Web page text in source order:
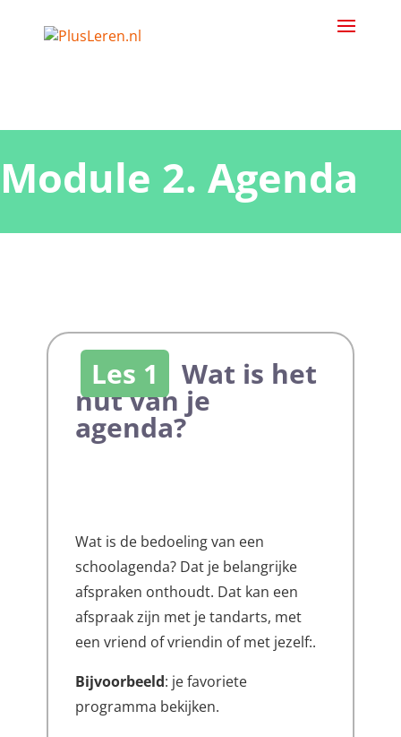
Module 2. Agenda
Les 1 Wat is het
nut van je
agenda?
Wat is de bedoeling van een
schoolagenda? Dat je belangrijke
afspraken onthoudt. Dat kan een
afspraak zijn met je tandarts, met
een vriend of vriendin of met jezelf:.
Bijvoorbeeld: je favoriete
programma bekijken.